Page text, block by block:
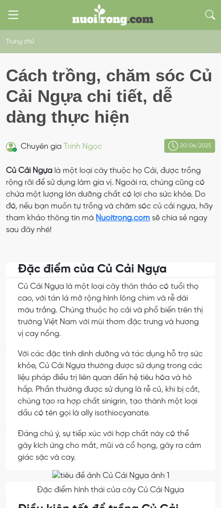
Trang chủ
Cách trồng, chăm sóc Củ
Cải Ngựa chi tiết, dễ
dàng thực hiện
Chuyên gia Trinh Ngọc 20/06/2025
Củ Cải Ngựa là một loại cây thuộc họ Cải, được trồng
rộng rãi để sử dụng làm gia vị. Ngoài ra, chúng cũng có
chứa một lượng lớn dưỡng chất có lợi cho sức khỏe. Do
đó, nếu bạn muốn tự trồng và chăm sóc củ cải ngựa, hãy
tham khảo thông tin mà Nuoitrong.com sẽ chia sẻ ngay
sau đây nhé!
Đặc điểm của Củ Cải Ngựa
Củ Cải Ngựa là một loại cây thân thảo có tuổi thọ
cao, với tán lá mở rộng hình lông chim và rễ dài
màu trắng. Chúng thuộc họ cải và phổ biến trên thị
trường Việt Nam với mùi thơm đặc trưng và hương
vị cay nồng.
Với các đặc tính dinh dưỡng và tác dụng hỗ trợ sức
khỏe, Củ Cải Ngựa thường được sử dụng trong các
liệu pháp điều trị liên quan đến hệ tiêu hóa và hô
hấp. Phần thường được sử dụng là rễ củ, khi bị cắt,
chúng tạo ra hợp chất sinigrin, tạo thành một loại
dầu có tên gọi là ally isothiocyanate.
Đáng chú ý, sự tiếp xúc với hợp chất này có thể
gây kích ứng cho mắt, mũi và cổ họng, gây ra cảm
giác sặc và cay.
Đặc điểm hình thái của cây Củ Cải Ngựa